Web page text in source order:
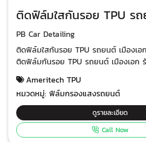
ติดฟิล์มใสกันรอย TPU ร
เอก รังสิต ปทุมธานี
PB Car Detailing
ติดฟิล์มใสกันรอย TPU รถยนต์ เมืองเ
ติดฟิล์มกันรอย TPU รถยนต์ เมืองเอก
TPU คุณภาพสูง ทำไมต้องฟิล์ม TPU ปกป้องสีรถ ป้องกัน
รอยขีดข่วนจากกิ่งไม้ ก้อนกรวด หรือเศษ
ของคุณดูใหม่เสมอ ความใสสูง ไม่บดบังสีรถเดิม ทำให้รถ
ของคุณดูสวยงาม ทนทาน ทนต่อรอยขีดข่วน รอยเปื้อน
และสารเคมี ติดตั้งง่าย ไม่ทิ้งคราบกาวเมื่อแกะออก อายุการ
Ameritech TPU
หมวดหมู่:ฟิล์มกรองแสงรถยนต์
ดูรายละเอียด
Call Now